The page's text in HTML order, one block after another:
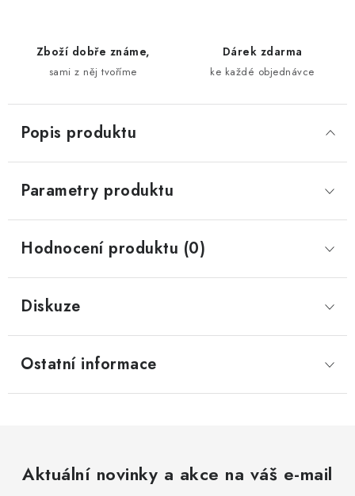
Zboží dobře známe,
sami z něj tvoříme
Dárek zdarma
ke každé objednávce
Popis produktu
Parametry produktu
Hodnocení produktu (0)
Diskuze
Ostatní informace
Aktuální novinky a akce na váš e-mail